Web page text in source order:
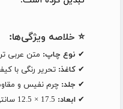
⭐ خلاصه ویژگی‌ها:
✔ نوع چاپ: متن عربی
✔ کاغذ: تحریر رنگی با
✔ جلد: چرم نفیس و
✔ ابعاد: